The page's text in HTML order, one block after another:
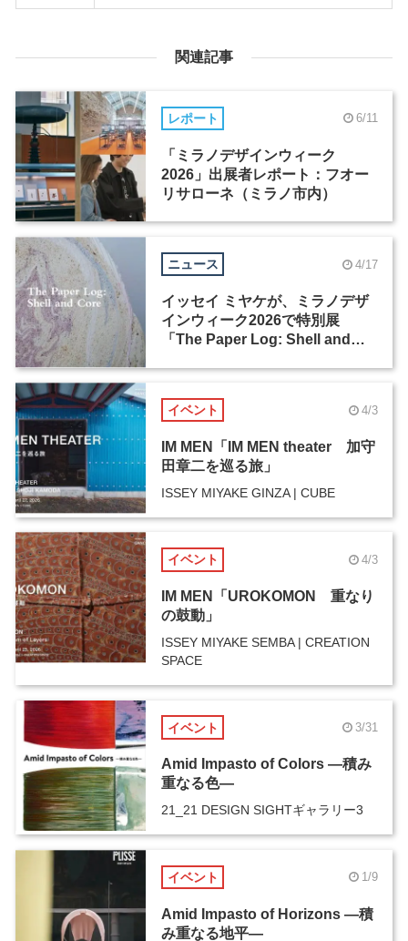
関連記事
レポート 6/11
「ミラノデザインウィーク
2026」出展者レポート：フオー
リサローネ（ミラノ市内）
ニュース 4/17
イッセイ ミヤケが、ミラノデザ
インウィーク2026で特別展
「The Paper Log: Shell and
イベント 4/3
IM MEN「IM MEN theater 加守
田章二を巡る旅」
ISSEY MIYAKE GINZA | CUBE
イベント 4/3
IM MEN「UROKOMON 重なり
の鼓動」
ISSEY MIYAKE SEMBA | CREATION
SPACE
イベント 3/31
Amid Impasto of Colors ―積み
重なる色―
21_21 DESIGN SIGHTギャラリー3
イベント 1/9
Amid Impasto of Horizons ―積
み重なる地平―